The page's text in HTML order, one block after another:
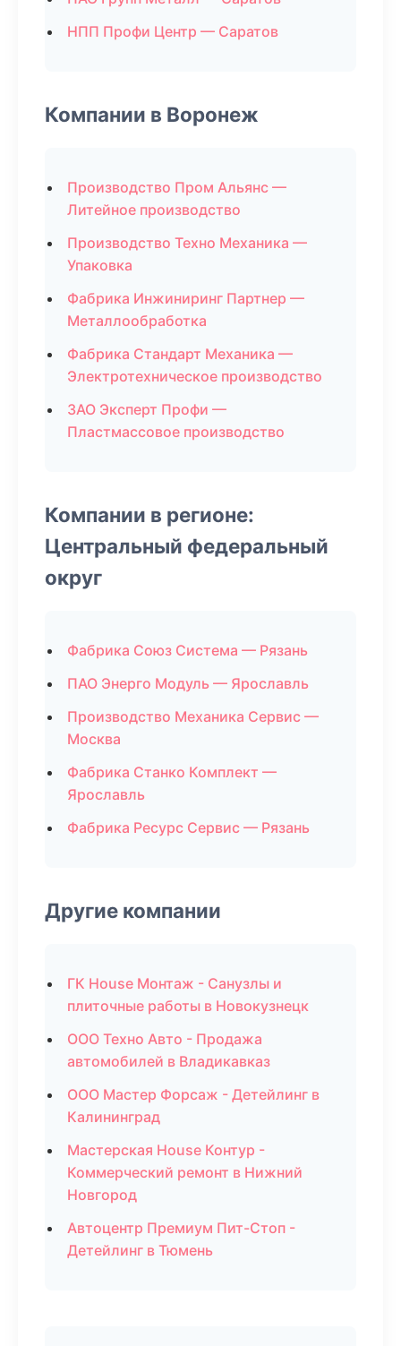
НПП Профи Центр — Саратов
Компании в Воронеж
Производство Пром Альянс —
Литейное производство
Производство Техно Механика —
Упаковка
Фабрика Инжиниринг Партнер —
Металлообработка
Фабрика Стандарт Механика —
Электротехническое производство
ЗАО Эксперт Профи —
Пластмассовое производство
Компании в регионе:
Центральный федеральный
округ
Фабрика Союз Система — Рязань
ПАО Энерго Модуль — Ярославль
Производство Механика Сервис —
Москва
Фабрика Станко Комплект —
Ярославль
Фабрика Ресурс Сервис — Рязань
Другие компании
ГК House Монтаж - Санузлы и
плиточные работы в Новокузнецк
ООО Техно Авто - Продажа
автомобилей в Владикавказ
ООО Мастер Форсаж - Детейлинг в
Калининград
Мастерская House Контур -
Коммерческий ремонт в Нижний
Новгород
Автоцентр Премиум Пит-Стоп -
Детейлинг в Тюмень